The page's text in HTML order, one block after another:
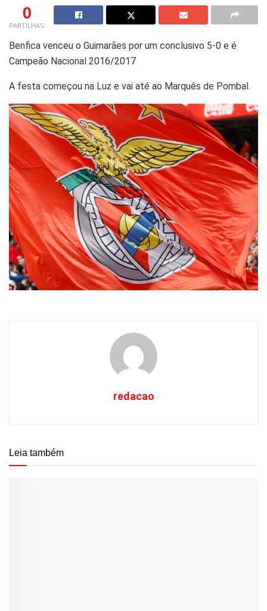
0
PARTILHAS
Benfica venceu o Guimarães por um conclusivo 5-0 e é
Campeão Nacional 2016/2017
A festa começou na Luz e vai até ao Marquês de Pombal.
redacao
Leia também